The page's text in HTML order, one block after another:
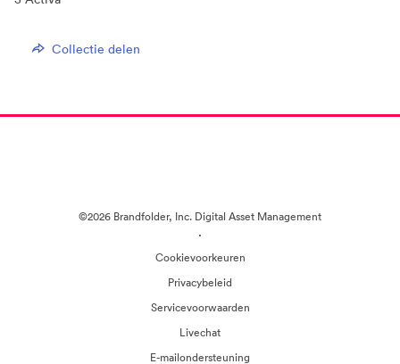
Collectie delen
©2026 Brandfolder, Inc. Digital Asset Management
·
Cookievoorkeuren
Privacybeleid
Servicevoorwaarden
Livechat
E-mailondersteuning